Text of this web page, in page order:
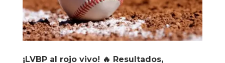
¡LVBP al rojo vivo! 🔥 Resultados,